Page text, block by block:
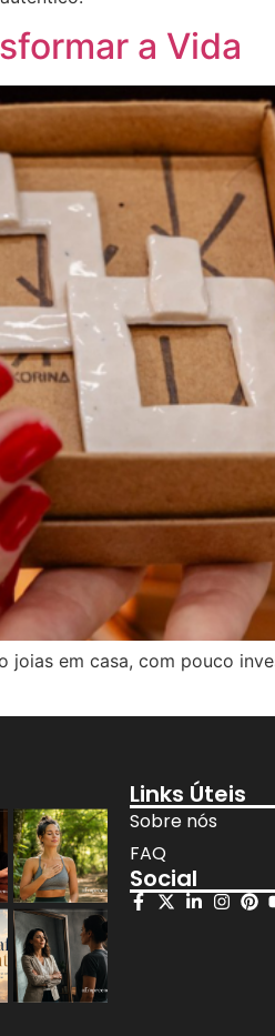
a Vida
em casa, com pouco
Links Úteis
Sobre nós
FAQ
Social